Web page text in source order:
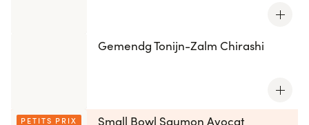
Gemendg Tonijn-Zalm Chirashi
PETITS PRIX Small Bowl Saumon Avocat